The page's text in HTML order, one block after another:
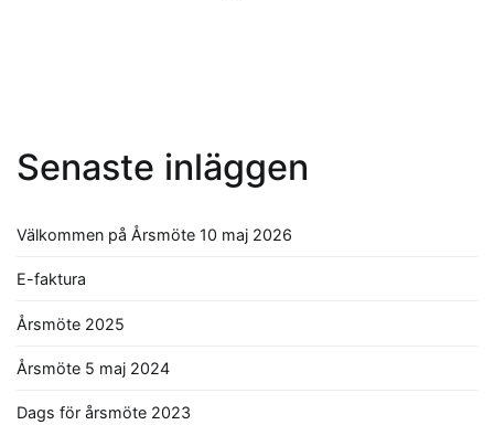
Senaste inläggen
Välkommen på Årsmöte 10 maj 2026
E-faktura
Årsmöte 2025
Årsmöte 5 maj 2024
Dags för årsmöte 2023